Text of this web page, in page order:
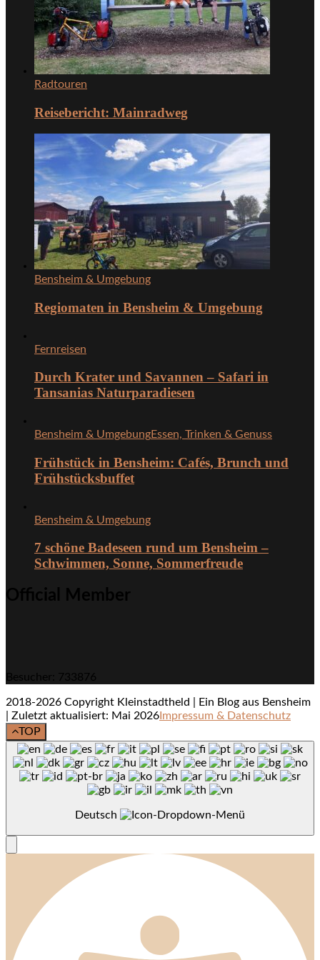
Radtouren
Reisebericht: Mainradweg
Bensheim & Umgebung
Regiomaten in Bensheim & Umgebung
Fernreisen
Durch Krater und Savannen – Safari in
Tansanias Naturparadiesen
Bensheim & UmgebungEssen, Trinken & Genuss
Frühstück in Bensheim: Cafés, Brunch und
Frühstücksbuffet
Bensheim & Umgebung
7 schöne Badeseen rund um Bensheim –
Schwimmen, Sonne, Sommerfreude
Official Member
Besucher: 733876
2018-2026 Copyright Kleinstadtheld | Ein Blog aus Bensheim
| Zuletzt aktualisiert: Mai 2026 Impressum & Datenschutz
TOP
Deutsch